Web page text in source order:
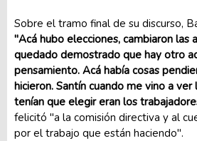
Sobre el tramo final de su discurso,
"Acá hubo elecciones, cambiaron las
quedado demostrado que hay otro
pensamiento. Acá había cosas
hicieron. Santín cuando me vino a
tenían que elegir eran los
felicitó "a la comisión directiva y al
por el trabajo que están haciendo".